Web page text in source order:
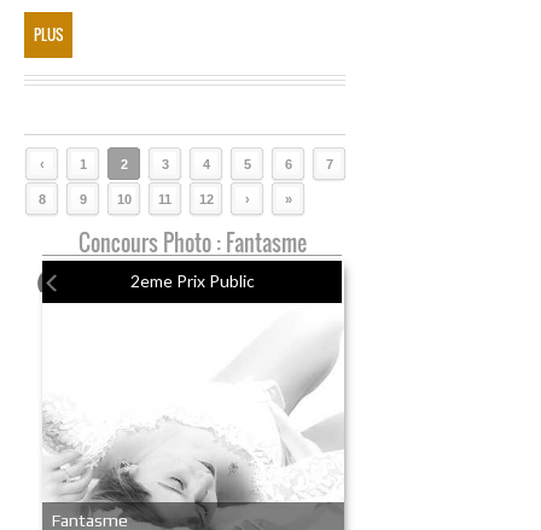
PLUS
‹ 1 2 3 4 5 6 7
8 9 10 11 12 › »
Concours Photo : Fantasme
2eme Prix Public
Fantasme